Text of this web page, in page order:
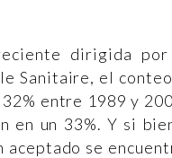
dirigida
Sanitaire, el conteo
entre 1989 y
en un 33%. Y si
se